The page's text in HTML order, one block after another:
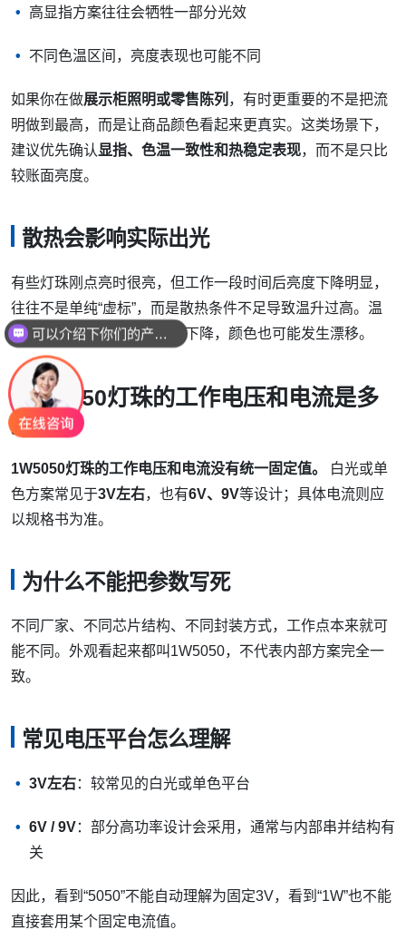
高显指方案往往会牺牲一部分光效
不同色温区间，亮度表现也可能不同
如果你在做展示柜照明或零售陈列 ，有时更重要的不是把流
明做到最高，而是让商品颜色看起来更真实。这类场景下，
建议优先确认 显指、色温一致性和热稳定表现，而不是只比
较账面亮度。
散热会影响实际出光
有些灯珠刚点亮时很亮，但工作一段时间后亮度下降明显，
往往不是单纯“虚标”，而是散热条件不足导致温升过高。温
度上升后，发光效率通常会下降，颜色也可能发生漂移。
1W5050灯珠的工作电压和电流是多
少
1W5050灯珠的工作电压和电流没有统一固定值。
白光或单
色方案常见于3V左右，也有6V、9V等设计；具体电流则应
以规格书为准。
为什么不能把参数写死
不同厂家、不同芯片结构、不同封装方式，工作点本来就可
能不同。外观看起来都叫1W5050，不代表内部方案完全一
致。
常见电压平台怎么理解
3V左右：较常见的白光或单色平台
6V / 9V：部分高功率设计会采用，通常与内部串并结构有
关
因此，看到“5050”不能自动理解为固定3V，看到“1W”也不能
直接套用某个固定电流值。
可以介绍下你们的产品么
你们是怎么收费的呢